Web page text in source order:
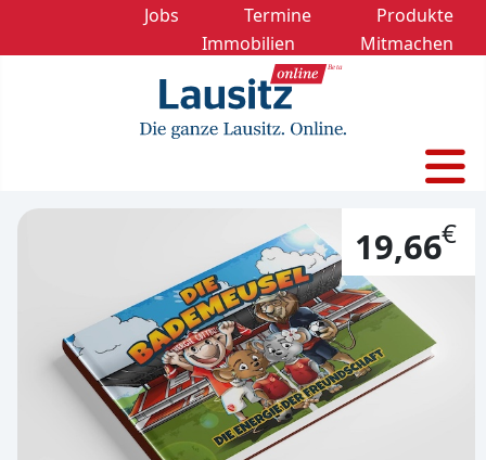
Jobs Termine
Produkte
Immobilien
Mitmachen
19,66€